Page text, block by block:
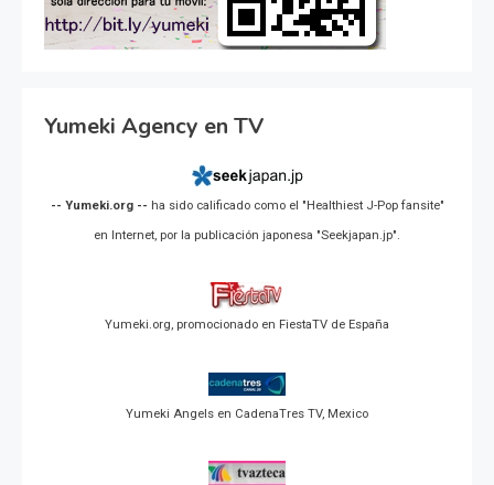
Yumeki Agency en TV
-- Yumeki.org -- ha sido calificado como el "Healthiest J-Pop fansite"
en Internet, por la publicación japonesa "Seekjapan.jp".
Yumeki.org, promocionado en FiestaTV de España
Yumeki Angels en CadenaTres TV, Mexico